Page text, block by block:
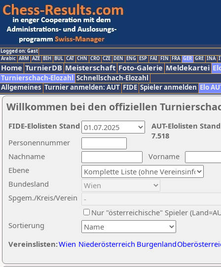
Logged on: Gast
Arabic ARM AZE BIH BUL CAT CHN CRO CZE DEN ENG ESP FAI FIN FRA GER GRE INA
Home TurnierDB Meisterschaft Foto-Galerie Meldekartei
Turnierschach-Elozahl Schnellschach-Elozahl
Allgemeines Turnier anmelden: AUT FIDE Spieler anmelden Elo
Willkommen bei den offiziellen
Nachname
Vorname
Ebene
Sortierung
Personennummer
Bundesland
Spgem./Kreis/Verein
Nur "österreichische" Spieler
Vereinslisten:Wien Niederösterreich Burgenland
AUT-Elolisten
7.518
FIDE-Elolisten Stand